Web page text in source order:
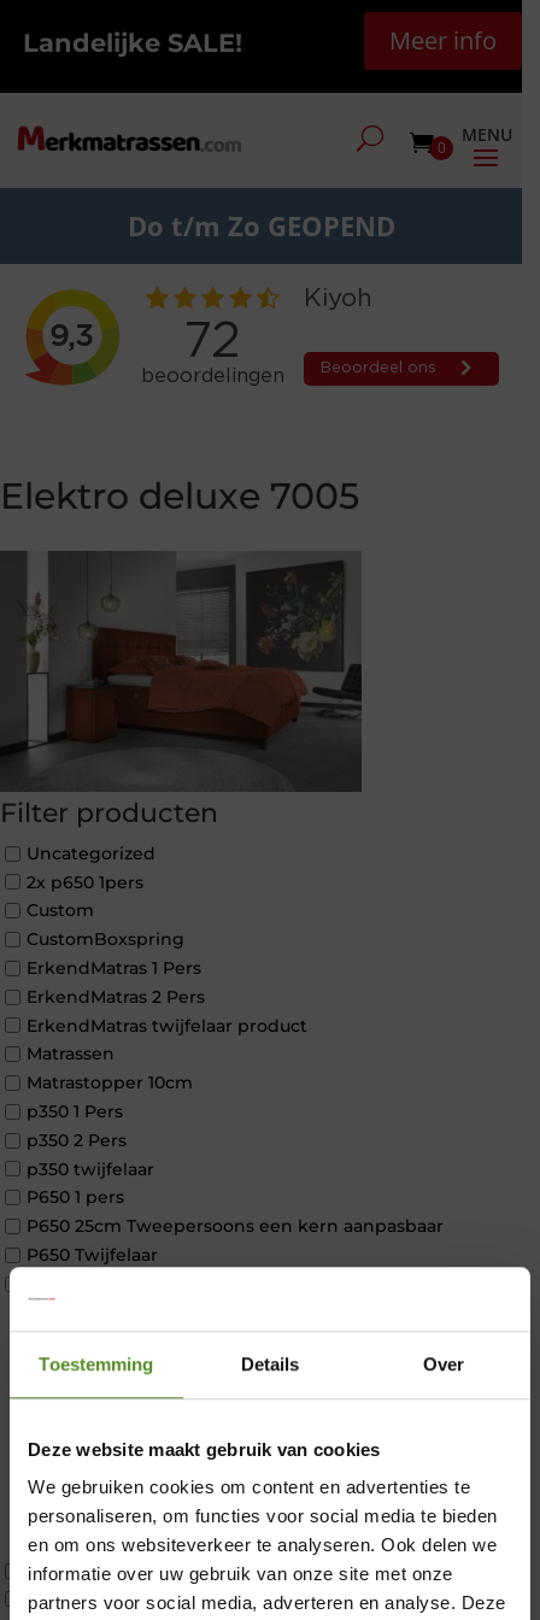
Toestemming Details Over
Deze website maakt gebruik van cookies
We gebruiken cookies om content en advertenties te
personaliseren, om functies voor social media te bieden
en om ons websiteverkeer te analyseren. Ook delen we
informatie over uw gebruik van onze site met onze
partners voor social media, adverteren en analyse. Deze
Landelijke SALE! Meer info
0
Do t/m Zo GEOPEND
Elektro deluxe 7005
Filter producten
Uncategorized
2x p650 1pers
Custom
CustomBoxspring
ErkendMatras 1 Pers
ErkendMatras 2 Pers
ErkendMatras twijfelaar product
Matrassen
Matrastopper 10cm
p350 1 Pers
p350 2 Pers
p350 twijfelaar
P650 1 pers
P650 25cm Tweepersoons een kern aanpasbaar
P650 Twijfelaar
2 personen
2 personen split
Materiaal
Koudschuim
Latex
Traagschuim
Tweepersoons 1 kern
Tweepersoons 1 kern product
×